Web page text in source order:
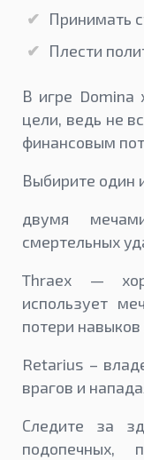
Принимать
Плести
В игре Domina
цели, ведь не
финансовым
Выбирите один
двумя
смертельных
Thraex —
использует
потери
Retarius –
врагов и
Следите за
подопечных,